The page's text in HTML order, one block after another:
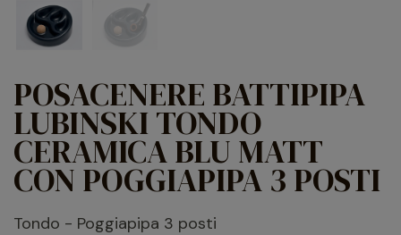
POSACENERE BATTIPIPA
LUBINSKI TONDO
CERAMICA BLU MATT
CON POGGIAPIPA 3 POSTI
Tondo - Poggiapipa 3 posti